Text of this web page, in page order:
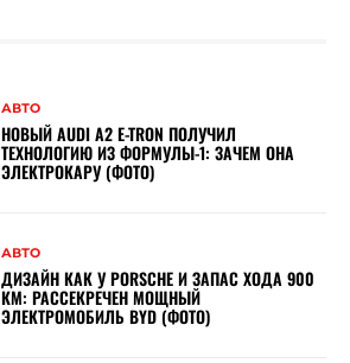
АВТО
НОВЫЙ AUDI A2 E-TRON ПОЛУЧИЛ
ТЕХНОЛОГИЮ ИЗ ФОРМУЛЫ-1: ЗАЧЕМ ОНА
ЭЛЕКТРОКАРУ (ФОТО)
АВТО
ДИЗАЙН КАК У PORSCHE И ЗАПАС ХОДА 900
КМ: РАССЕКРЕЧЕН МОЩНЫЙ
ЭЛЕКТРОМОБИЛЬ BYD (ФОТО)